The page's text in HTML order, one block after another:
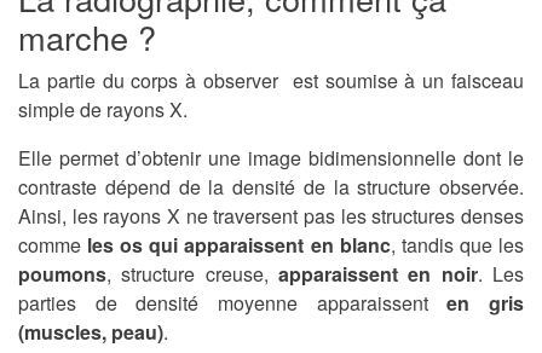
marche ?
La partie du corps à observer est soumise à un faisceau
simple de rayons X.
Elle permet d’obtenir une image bidimensionnelle dont le
contraste dépend de la densité de la structure observée.
Ainsi, les rayons X ne traversent pas les structures denses
comme les os qui apparaissent en blanc, tandis que les
poumons, structure creuse, apparaissent en noir. Les
parties de densité moyenne apparaissenten gris
(muscles, peau).